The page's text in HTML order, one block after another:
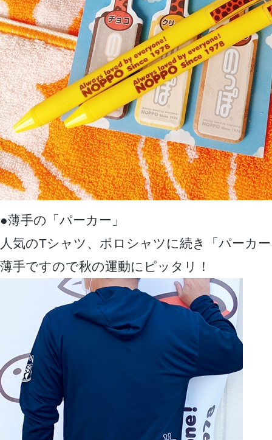
●薄手の「パーカー」
人気のTシャツ、ポロシャツに続き「パーカ
薄手ですので秋の運動にピッタリ！